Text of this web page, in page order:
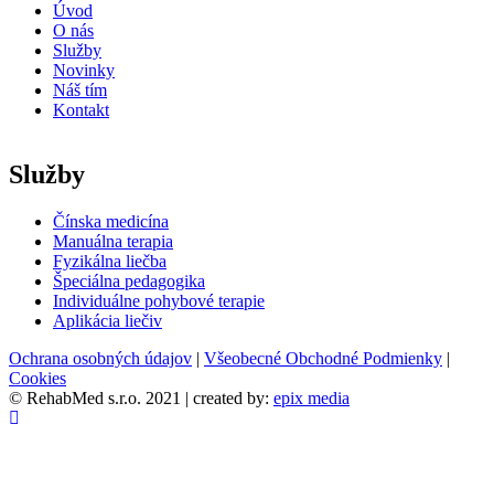
Úvod
O nás
Služby
Novinky
Náš tím
Kontakt
Služby
Čínska medicína
Manuálna terapia
Fyzikálna liečba
Špeciálna pedagogika
Individuálne pohybové terapie
Aplikácia liečiv
Ochrana osobných údajov | Všeobecné Obchodné Podmienky |
Cookies
© RehabMed s.r.o. 2021 | created by: epix media